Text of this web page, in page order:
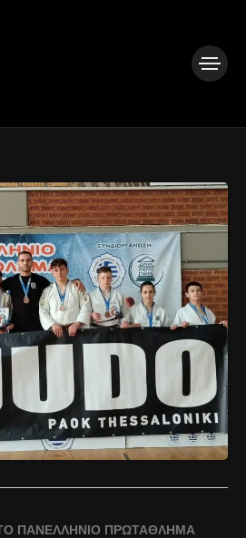
ΠΑΝΕΛΛΉΝΙΟ ΠΡΩΤΆΘΛΗΜΑ